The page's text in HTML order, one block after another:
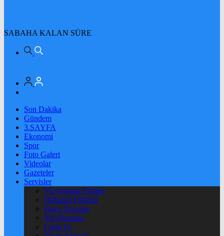
SABAHA KALAN SÜRE
Son Dakika
Gündem
3.SAYFA
Ekonomi
Spor
Foto Galeri
Videolar
Gazeteler
Servisler
Vizyondaki Filmler
Haftanin Filmleri
Hava Durumu
Yol Durumu
Canlı Tv